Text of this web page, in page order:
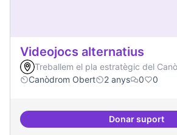
Videojocs alternatius
Treballem el pla estratègic del
Canòdrom Obert
2 anys 0 0
Donar suport